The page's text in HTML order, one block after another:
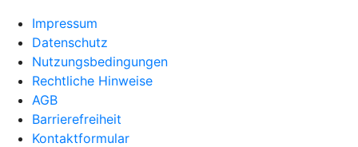
Impressum
Datenschutz
Nutzungsbedingungen
Rechtliche Hinweise
AGB
Barrierefreiheit
Kontaktformular